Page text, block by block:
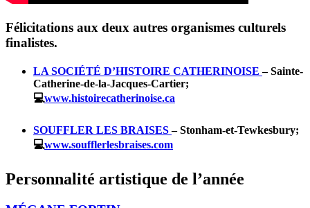
Félicitations aux deux autres organismes culturels
finalistes.
LA SOCIÉTÉ D’HISTOIRE CATHERINOISE– Sainte-
Catherine-de-la-Jacques-Cartier;
💻www.histoirecatherinoise.ca
SOUFFLER LES BRAISES– Stonham-et-Tewkesbury;
💻www.soufflerlesbraises.com
Personnalité artistique de l’année